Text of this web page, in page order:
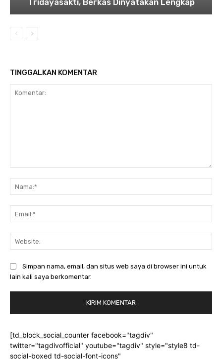
Tridayasakti, Berkas Dinyatakan Lengkap
TINGGALKAN KOMENTAR
Simpan nama, email, dan situs web saya di browser ini untuk
lain kali saya berkomentar.
[td_block_social_counter facebook="tagdiv"
twitter="tagdivofficial" youtube="tagdiv" style="style8 td-
social-boxed td-social-font-icons"